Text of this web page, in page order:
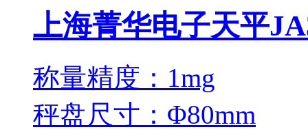
上海菁华电子天平
称量精度：1mg
秤盘尺寸：Φ80mm